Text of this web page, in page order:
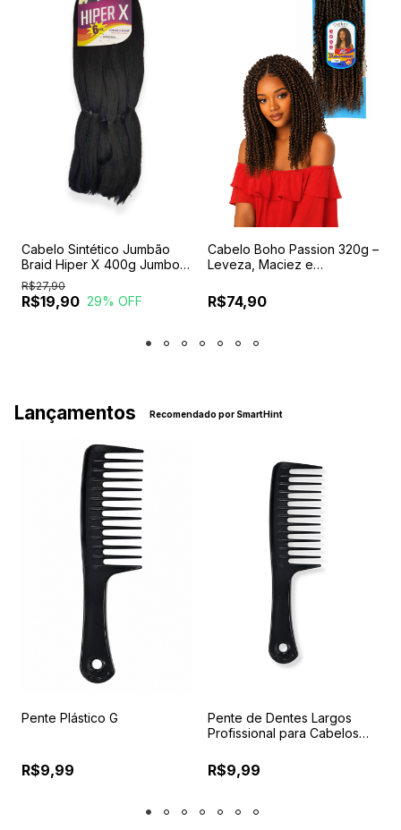
Cabelo Sintético Jumbão
Braid Hiper X 400g Jumbo
Tranças Box Braids
R$19,90
R$27,90
29% OFF
Cabelo Boho Passion 320g –
Leveza, Maciez e
Tranças
R$74,90
Lançamentos Recomendado por SmartHint
Pente Plástico G
R$9,99
Pente de Dentes Largos
Profissional para Cabelos
Ondulados e Perucas
R$9,99